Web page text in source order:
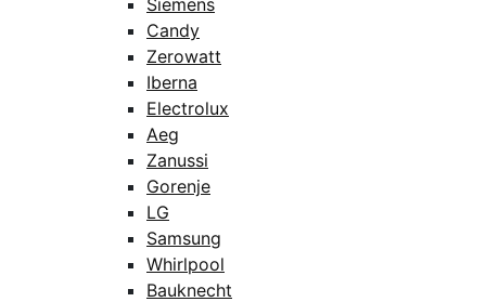
Siemens
Candy
Zerowatt
Iberna
Electrolux
Aeg
Zanussi
Gorenje
LG
Samsung
Whirlpool
Bauknecht